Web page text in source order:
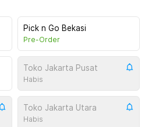
Pick n Go Bekasi
Pre-Order
Toko Jakarta Pusat
Habis
Toko Jakarta Utara
Habis